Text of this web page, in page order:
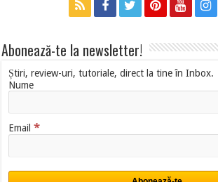
Abonează-te la newsletter!
Știri, review-uri, tutoriale, direct la tine în Inbox.
Nume
Email*